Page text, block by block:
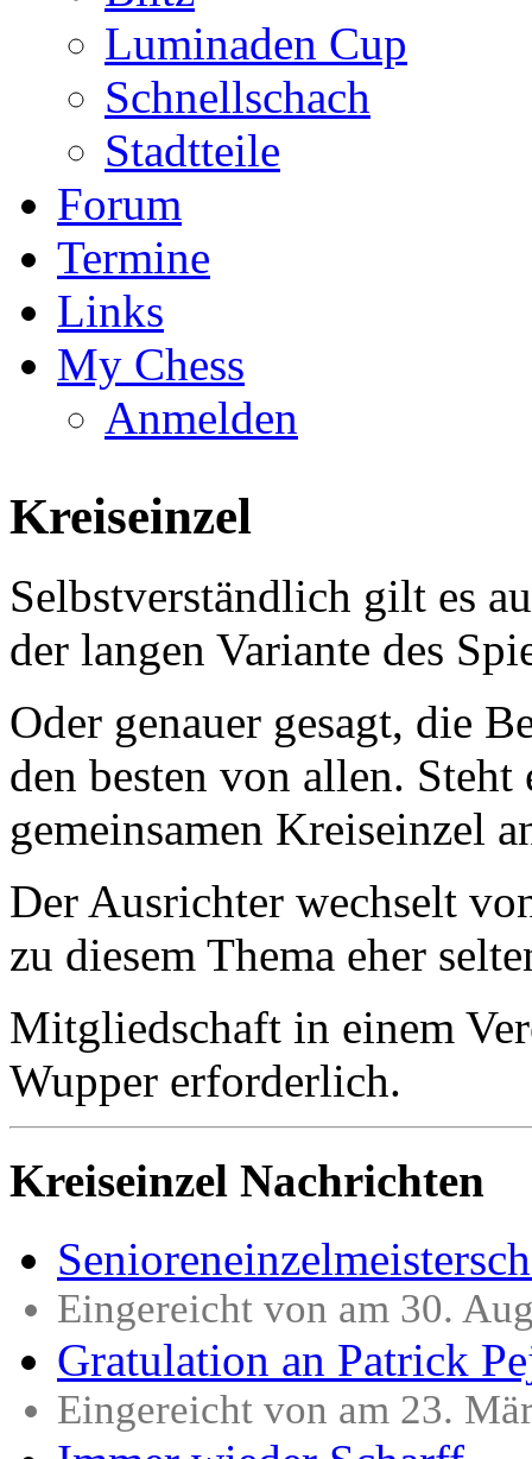
Luminaden Cup
Schnellschach
Stadtteile
Forum
Termine
Links
My Chess
Anmelden
Kreiseinzel
Selbstverständlich gilt es
der langen Variante des
Oder genauer gesagt, die
den besten von allen.
gemeinsamen Kreiseinzel
Der Ausrichter wechselt
zu diesem Thema eher
Mitgliedschaft in einem
Wupper erforderlich.
Kreiseinzel Nachrichten
Eingereicht von am 30.
Gratulation an Patrick
Eingereicht von am 23.